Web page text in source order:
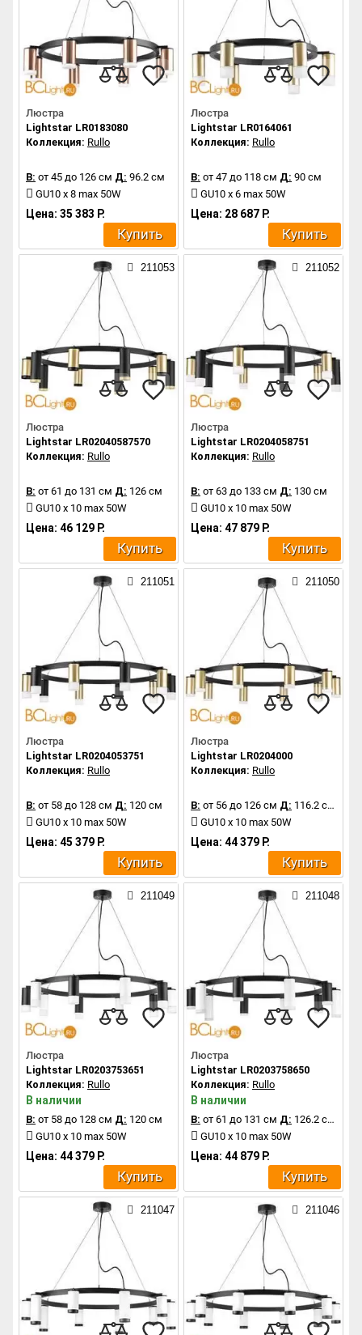
Люстра
Lightstar LR0183080
Коллекция: Rullo
В: от 45 до 126 см Д: 96.2 см
GU10 x 8 max 50W
Цена: 35 383 Р.
Купить
Люстра
Lightstar LR0164061
Коллекция: Rullo
В: от 47 до 118 см Д: 90 см
GU10 x 6 max 50W
Цена: 28 687 Р.
Купить
211053
Люстра
Lightstar LR02040587570
Коллекция: Rullo
В: от 61 до 131 см Д: 126 см
GU10 x 10 max 50W
Цена: 46 129 Р.
Купить
211052
Люстра
Lightstar LR0204058751
Коллекция: Rullo
В: от 63 до 133 см Д: 130 см
GU10 x 10 max 50W
Цена: 47 879 Р.
Купить
211051
Люстра
Lightstar LR0204053751
Коллекция: Rullo
В: от 58 до 128 см Д: 120 см
GU10 x 10 max 50W
Цена: 45 379 Р.
Купить
211050
Люстра
Lightstar LR0204000
Коллекция: Rullo
В: от 56 до 126 см Д: 116.2 см
GU10 x 10 max 50W
Цена: 44 379 Р.
Купить
211049
Люстра
Lightstar LR0203753651
Коллекция: Rullo
В наличии
В: от 58 до 128 см Д: 120 см
GU10 x 10 max 50W
Цена: 44 379 Р.
Купить
211048
Люстра
Lightstar LR0203758650
Коллекция: Rullo
В наличии
В: от 61 до 131 см Д: 126.2 см
GU10 x 10 max 50W
Цена: 44 879 Р.
Купить
211047 211046